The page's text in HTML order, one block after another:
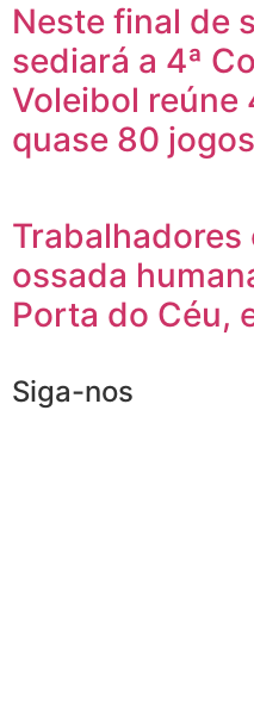
Neste final de
sediará a 4ª
Voleibol reúne
quase 80 jogos
ossada
Porta do Céu,
Siga-nos